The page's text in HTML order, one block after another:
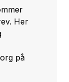
Her
på